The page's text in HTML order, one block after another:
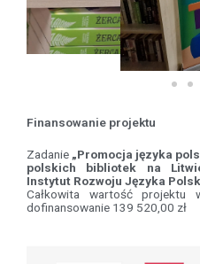
Finansowanie projektu
Zadanie „Promocja języka
polskich bibliotek na
Instytut Rozwoju Języka
Całkowita wartość projektu
dofinansowanie 139 520,00 zł